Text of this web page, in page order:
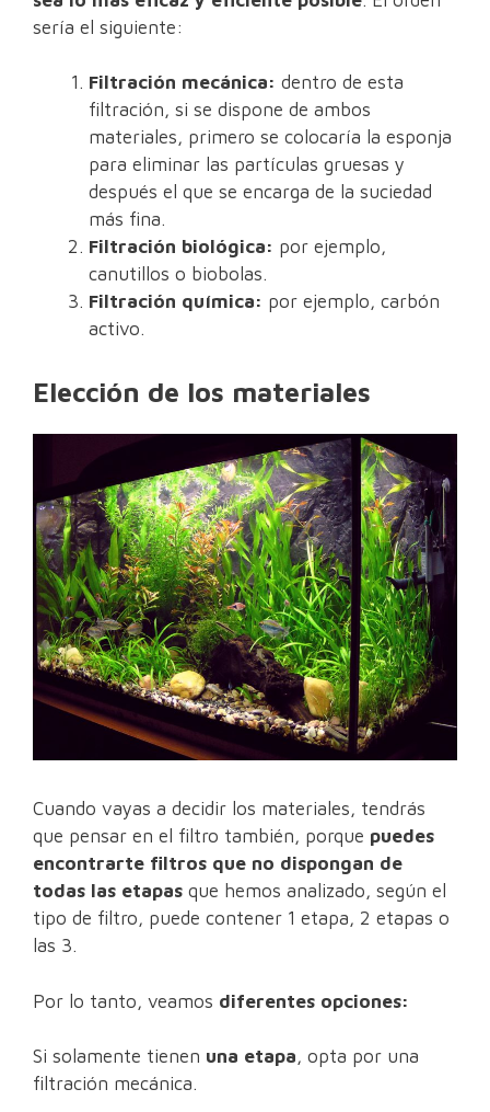
sería el siguiente:
Filtración mecánica: dentro de esta
filtración, si se dispone de ambos
materiales, primero se colocaría la esponja
para eliminar las partículas gruesas y
después el que se encarga de la suciedad
más fina.
Filtración biológica: por ejemplo,
canutillos o biobolas.
Filtración química: por ejemplo, carbón
activo.
Elección de los materiales
Cuando vayas a decidir los materiales, tendrás
que pensar en el filtro también, porque puedes
encontrarte filtros que no dispongan de
todas las etapas que hemos analizado, según el
tipo de filtro, puede contener 1 etapa, 2 etapas o
las 3.
Por lo tanto, veamos diferentes opciones:
Si solamente tienen una etapa, opta por una
filtración mecánica.